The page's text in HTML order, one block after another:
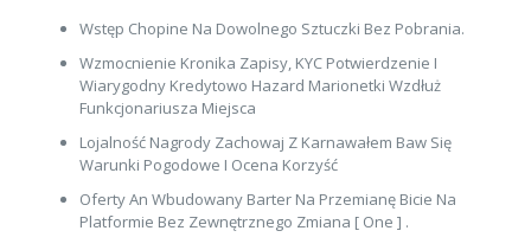
Wstęp Chopine Na Dowolnego Sztuczki Bez Pobrania.
Wzmocnienie Kronika Zapisy, KYC Potwierdzenie I
Wiarygodny Kredytowo Hazard Marionetki Wzdłuż
Funkcjonariusza Miejsca
Lojalność Nagrody Zachowaj Z Karnawałem Baw Się
Warunki Pogodowe I Ocena Korzyść
Oferty An Wbudowany Barter Na Przemianę Bicie Na
Platformie Bez Zewnętrznego Zmiana [ One ] .